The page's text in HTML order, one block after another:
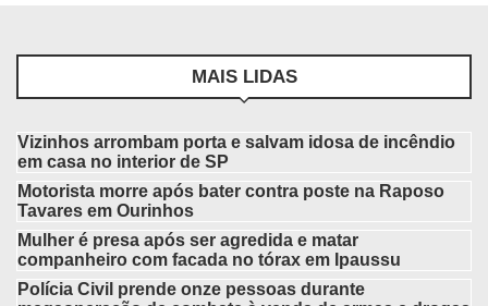
MAIS LIDAS
Vizinhos arrombam porta e salvam idosa de incêndio
em casa no interior de SP
Motorista morre após bater contra poste na Raposo
Tavares em Ourinhos
Mulher é presa após ser agredida e matar
companheiro com facada no tórax em Ipaussu
Polícia Civil prende onze pessoas durante